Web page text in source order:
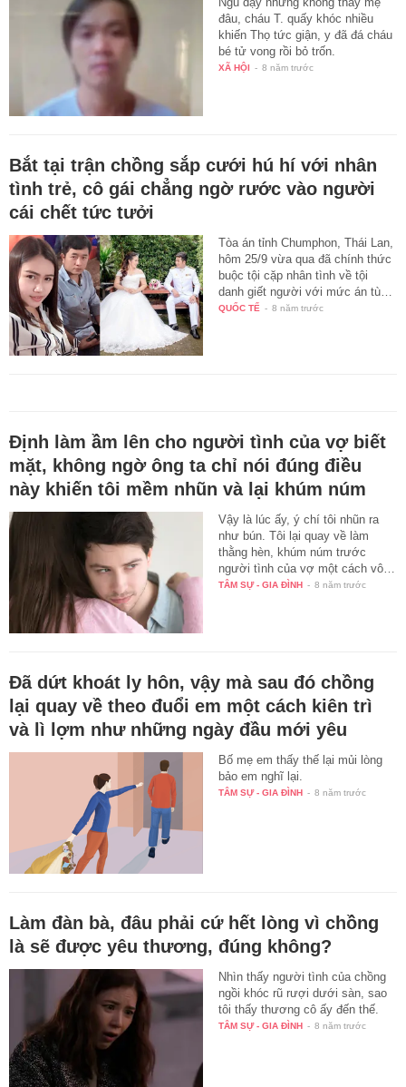
đâu, cháu T. quấy khóc nhiều
khiến Thọ tức giận, y đã đá cháu
bé tử vong rồi bỏ trốn.
XÃ HỘI - 8 năm trước
Bắt tại trận chồng sắp cưới hú hí với nhân
tình trẻ, cô gái chẳng ngờ rước vào người
cái chết tức tưởi
Tòa án tỉnh Chumphon, Thái Lan,
hôm 25/9 vừa qua đã chính thức
buộc tội cặp nhân tình về tội
danh giết người với mức án tù…
QUỐC TẾ - 8 năm trước
Định làm ầm lên cho người tình của vợ biết
mặt, không ngờ ông ta chỉ nói đúng điều
này khiến tôi mềm nhũn và lại khúm núm
Vậy là lúc ấy, ý chí tôi nhũn ra
như bún. Tôi lại quay về làm
thằng hèn, khúm núm trước
người tình của vợ một cách vô…
TÂM SỰ - GIA ĐÌNH - 8 năm trước
Đã dứt khoát ly hôn, vậy mà sau đó chồng
lại quay về theo đuổi em một cách kiên trì
và lì lợm như những ngày đầu mới yêu
Bố mẹ em thấy thế lại mủi lòng
bảo em nghĩ lại.
TÂM SỰ - GIA ĐÌNH - 8 năm trước
Làm đàn bà, đâu phải cứ hết lòng vì chồng
là sẽ được yêu thương, đúng không?
Nhìn thấy người tình của chồng
ngồi khóc rũ rượi dưới sàn, sao
tôi thấy thương cô ấy đến thế.
TÂM SỰ - GIA ĐÌNH - 8 năm trước